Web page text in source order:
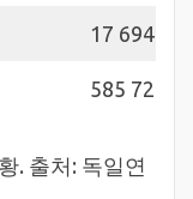
17 694
585 723
. 출처: 독일연